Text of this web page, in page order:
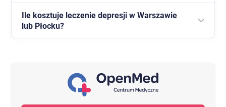
Nie, konsultacja psychiatryczna wOpenMednie
wymaga skierowania.
Ile kosztuje leczenie depresji w Warszawie
lub Płocku?